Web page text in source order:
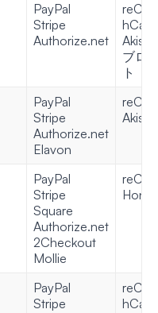
PayPal
Stripe
Authorize.net
ブロ
ト
PayPal
Stripe
Authorize.net
Elavon
PayPal
Stripe
Square
Authorize.net
2Checkout
Mollie
PayPal
Stripe